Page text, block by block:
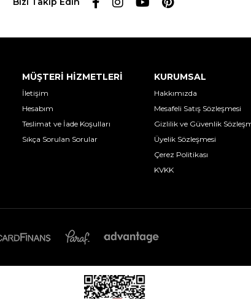
MÜŞTERİ HİZMETLERİ
İletişim
Hesabım
Teslimat ve İade Koşulları
Sıkça Sorulan Sorular
KURUMSAL
Hakkımızda
Mesafeli Satış Sözleşmesi
Gizlilik ve Güvenlik
Üyelik Sözleşmesi
Çerez Politikası
KVKK